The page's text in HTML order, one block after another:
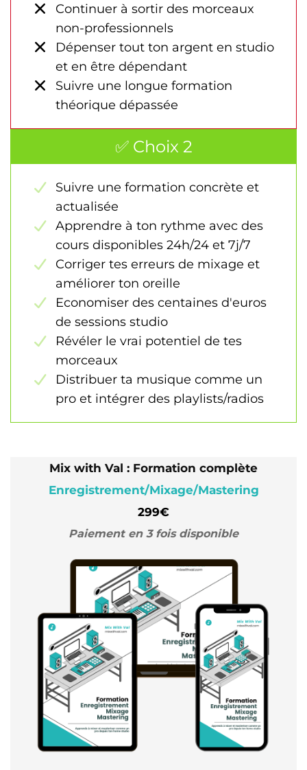
Continuer à sortir des morceaux
non-professionnels
Dépenser tout ton argent en studio
et en être dépendant
Suivre une longue formation
théorique dépassée
✅ Choix 2
Suivre une formation concrète et
actualisée
Apprendre à ton rythme avec des
cours disponibles 24h/24 et 7j/7
Corriger tes erreurs de mixage et
améliorer ton oreille
Economiser des centaines d'euros
de sessions studio
Révéler le vrai potentiel de tes
morceaux
Distribuer ta musique comme un
pro et intégrer des playlists/radios
Mix with Val : Formation complète
Enregistrement/Mixage/Mastering
299€
Paiement en 3 fois disponible